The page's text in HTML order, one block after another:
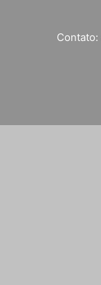
Contato: